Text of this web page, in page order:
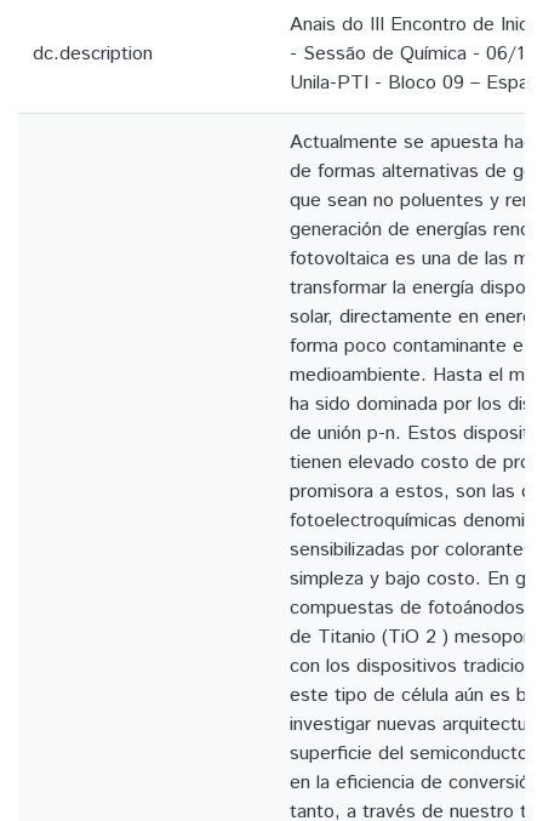
dc.description
Anais do III Encontro de
- Sessão de Química - 06/
Unila-PTI - Bloco 09 –
Actualmente se apuesta
de formas alternativas de
que sean no poluentes y
generación de energías
fotovoltaica es una de las
transformar la energía
solar, directamente en
forma poco contaminante e
medioambiente. Hasta el
ha sido dominada por los
de unión p-n. Estos
tienen elevado costo de
promisora a estos, son las
fotoelectroquímicas
sensibilizadas por
simpleza y bajo costo. En
compuestas de fotoánodos
de Titanio (TiO 2 )
con los dispositivos
este tipo de célula aún es
investigar nuevas
superficie del semiconductor
en la eficiencia de
tanto, a través de nuestro